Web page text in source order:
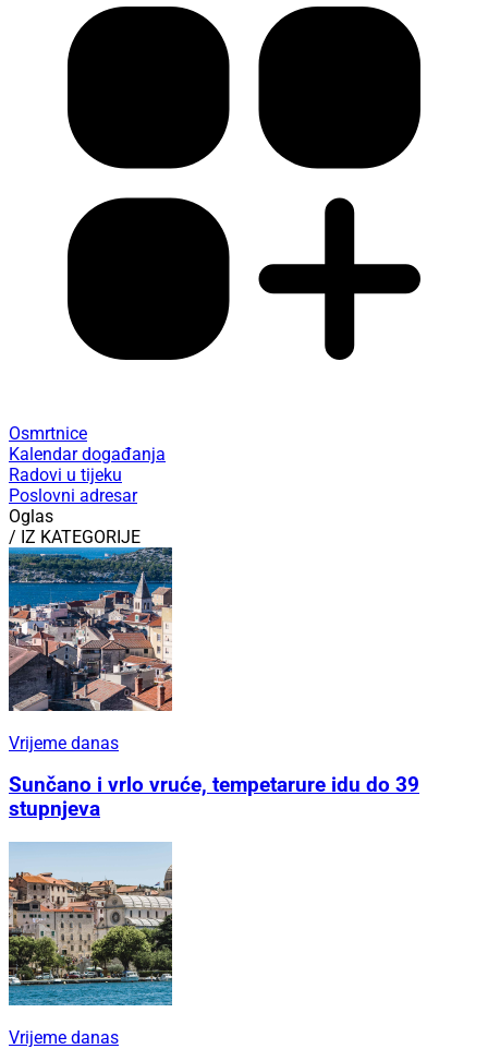
Osmrtnice
Kalendar događanja
Radovi u tijeku
Poslovni adresar
Oglas
/ IZ KATEGORIJE
Vrijeme danas
Sunčano i vrlo vruće, tempetarure idu do 39
stupnjeva
Vrijeme danas